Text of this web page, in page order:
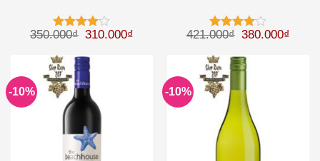
Được
45 sao
350.000₫ Giá gốc là: 350.000₫.
310.000₫ Giá hiện tại là: 310.000₫.
Được
45 sao
421.000₫ Giá gốc là:
380.000₫
-10% -10%